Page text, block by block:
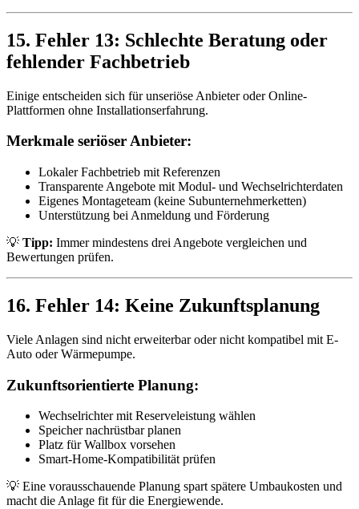
15. Fehler 13: Schlechte Beratung oder
fehlender Fachbetrieb
Einige entscheiden sich für unseriöse Anbieter oder Online-
Plattformen ohne Installationserfahrung.
Merkmale seriöser Anbieter:
Lokaler Fachbetrieb mit Referenzen
Transparente Angebote mit Modul- und Wechselrichterdaten
Eigenes Montageteam (keine Subunternehmerketten)
Unterstützung bei Anmeldung und Förderung
💡 Tipp: Immer mindestens drei Angebote vergleichen und
Bewertungen prüfen.
16. Fehler 14: Keine Zukunftsplanung
Viele Anlagen sind nicht erweiterbar oder nicht kompatibel mit E-
Auto oder Wärmepumpe.
Zukunftsorientierte Planung:
Wechselrichter mit Reserveleistung wählen
Speicher nachrüstbar planen
Platz für Wallbox vorsehen
Smart-Home-Kompatibilität prüfen
💡 Eine vorausschauende Planung spart spätere Umbaukosten und
macht die Anlage fit für die Energiewende.